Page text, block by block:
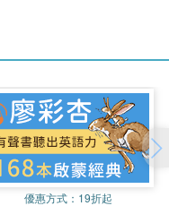
優惠方式： 19折起